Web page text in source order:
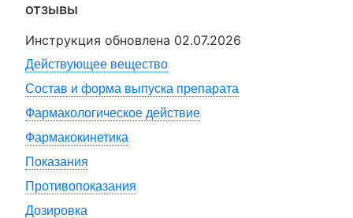
отзывы
Инструкция обновлена 02.07.2026
Действующее вещество
Состав и форма выпуска препарата
Фармакологическое действие
Фармакокинетика
Показания
Противопоказания
Дозировка